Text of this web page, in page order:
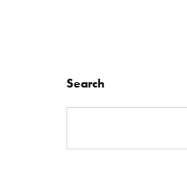
Search